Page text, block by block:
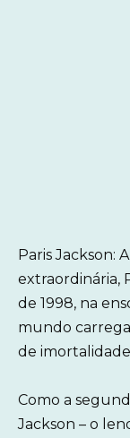
Paris Jackson:
extraordinária,
de 1998, na
mundo
de
Como a
Jackson – o